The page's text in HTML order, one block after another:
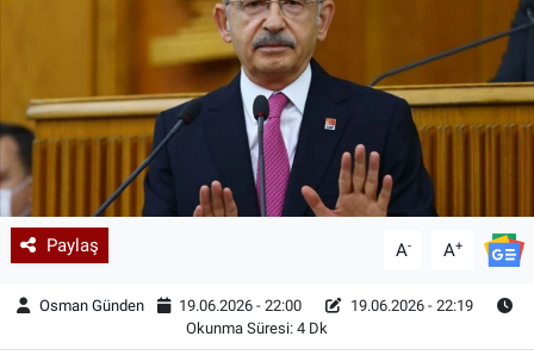
Paylaş A- A+
Osman Günden 19.06.2026 - 22:00
19.06.2026 - 22:19
Okunma Süresi: 4 Dk